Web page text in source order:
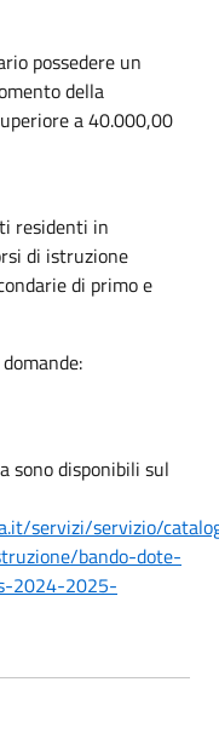
possedere un
della
a 40.000,00
residenti in
di istruzione
di primo e
sono disponibili sul
link:
servizi/servizio/
bando-dote-
2024-2025-